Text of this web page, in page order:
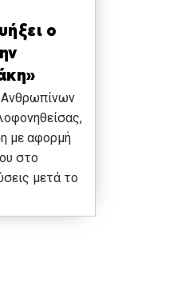
ο
Ανθρωπίνων
με αφορμή
στο
μετά το